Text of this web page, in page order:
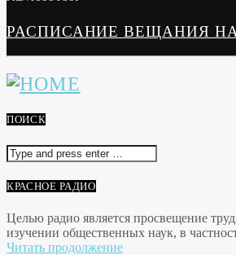
РАСПИСАНИЕ ВЕЩАНИЯ НА
ПОИСК
КРАСНОЕ РАДИО
Целью радио является просвещение
изучении общественных наук, в
Читать продолжение